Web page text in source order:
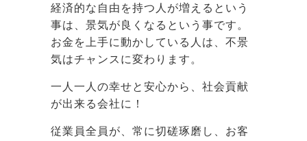
経済的な自由を持つ人が増えるという
事は、景気が良くなるという事です。
お金を上手に動かしている人は、不景
気はチャンスに変わります。
一人一人の幸せと安心から、社会貢献
が出来る会社に！
従業員全員が、常に切磋琢磨し、お客